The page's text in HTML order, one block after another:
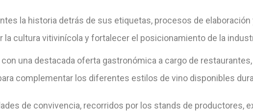
la historia detrás de sus etiquetas, procesos de
cultura vitivinícola y fortalecer el posicionamiento de la
una destacada oferta gastronómica a cargo de
complementar los diferentes estilos de vino disponibles
de convivencia, recorridos por los stands de productores,